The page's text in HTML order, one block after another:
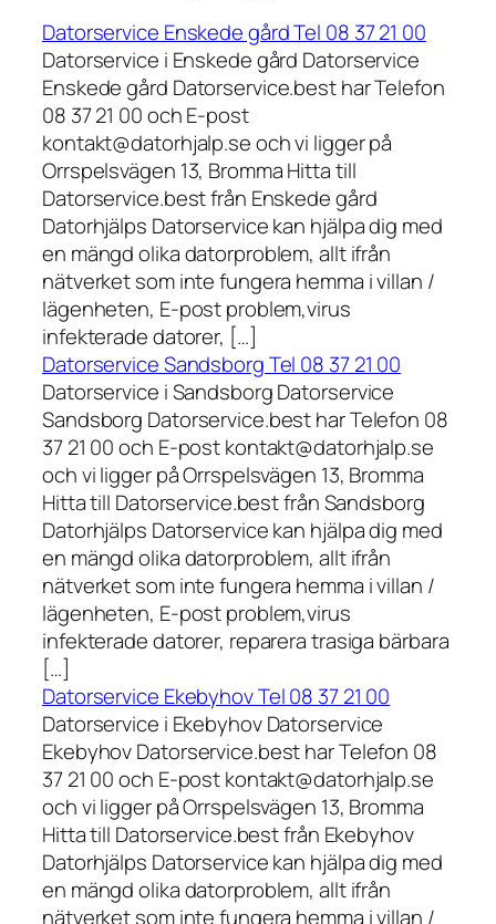
Datorservice Enskede gård Tel 08 37 21 00
Datorservice i Enskede gård Datorservice
Enskede gård Datorservice.best har Telefon
08 37 21 00 och E-post
kontakt@datorhjalp.se och vi ligger på
Orrspelsvägen 13, Bromma Hitta till
Datorservice.best från Enskede gård
Datorhjälps Datorservice kan hjälpa dig med
en mängd olika datorproblem, allt ifrån
nätverket som inte fungera hemma i villan /
lägenheten, E-post problem,virus
infekterade datorer, […]
Datorservice Sandsborg Tel 08 37 21 00
Datorservice i Sandsborg Datorservice
Sandsborg Datorservice.best har Telefon 08
37 21 00 och E-post kontakt@datorhjalp.se
och vi ligger på Orrspelsvägen 13, Bromma
Hitta till Datorservice.best från Sandsborg
Datorhjälps Datorservice kan hjälpa dig med
en mängd olika datorproblem, allt ifrån
nätverket som inte fungera hemma i villan /
lägenheten, E-post problem,virus
infekterade datorer, reparera trasiga bärbara
[…]
Datorservice Ekebyhov Tel 08 37 21 00
Datorservice i Ekebyhov Datorservice
Ekebyhov Datorservice.best har Telefon 08
37 21 00 och E-post kontakt@datorhjalp.se
och vi ligger på Orrspelsvägen 13, Bromma
Hitta till Datorservice.best från Ekebyhov
Datorhjälps Datorservice kan hjälpa dig med
en mängd olika datorproblem, allt ifrån
nätverket som inte fungera hemma i villan /